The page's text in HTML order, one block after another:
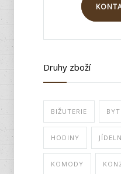
Druhy zboží
BIŽUTERIE
HODINY
KOMODY